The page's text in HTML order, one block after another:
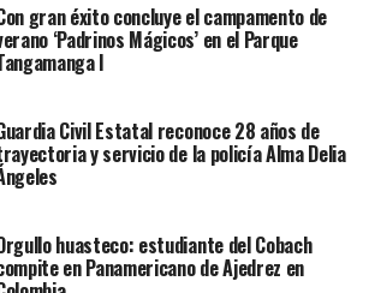
contratada por la
de Xavier Nava, quien en el
la revista de Playboy en Venezuela.
que la funcionaria pública se
“está molesta, porque
todo el día estuvo al celular en un
en Facebook.
gran éxito concluye el campamento de
‘Padrinos Mágicos’ en el Parque
I
Civil Estatal reconoce 28 años de
y servicio de la policía Alma Delia
huasteco: estudiante del Cobach
en Panamericano de Ajedrez en